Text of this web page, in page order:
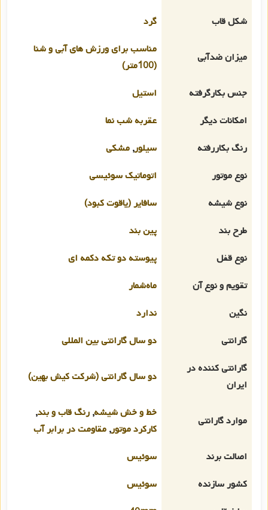
شکل قاب
گرد
میزان ضدآبی
مناسب برای ورزش های آبی و شنا
(100متر)
جنس بکارگرفته
استیل
امکانات دیگر
عقربه شب نما
رنگ بکاررفته
سیلور, مشکی
نوع موتور
اتوماتیک سوئیسی
نوع شیشه
سافایر (یاقوت کبود)
طرح بند
پین بند
نوع قفل
پیوسته دو تکه دکمه ای
تقویم و نوع آن
ماه‌شمار
نگین
ندارد
گارانتی
دو سال گارانتی بین المللی
گارانتی کننده در
ایران
دو سال گارانتی (شرکت کیش بهین)
موارد گارانتی
خط و خش شیشه, رنگ قاب و بند,
کارکرد موتور, مقاومت در برابر آب
اصالت برند
سوئیس
کشور سازنده
سوئیس